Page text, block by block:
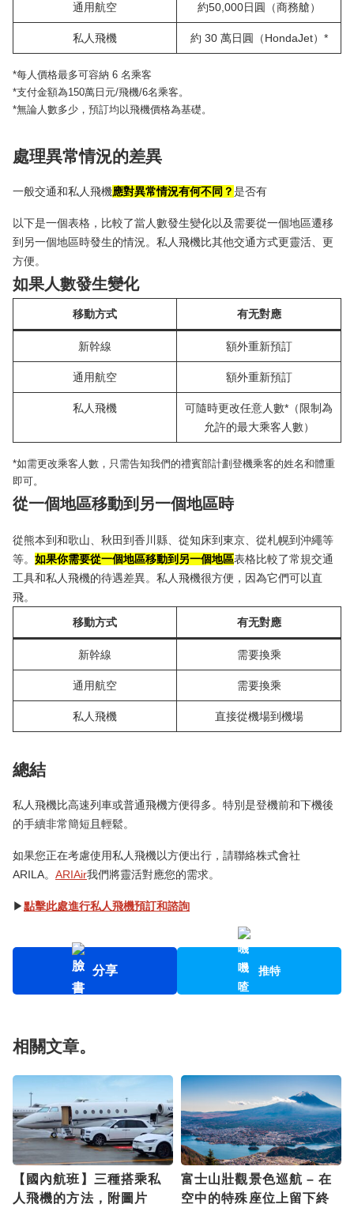
通用航空 約50,000日圓（商務艙）
私人飛機 約 30 萬日圓（HondaJet）*
*每人價格最多可容納 6 名乘客
*支付金額為150萬日元/飛機/6名乘客。
*無論人數多少，預訂均以飛機價格為基礎。
處理異常情況的差異
一般交通和私人飛機應對異常情況有何不同？是否有
以下是一個表格，比較了當人數發生變化以及需要從一個地區遷移
到另一個地區時發生的情況。私人飛機比其他交通方式更靈活、更
方便。
如果人數發生變化
移動方式 有无對應
新幹線 額外重新預訂
通用航空 額外重新預訂
私人飛機
可隨時更改任意人數*（限制為
允許的最大乘客人數）
*如需更改乘客人數，只需告知我們的禮賓部計劃登機乘客的姓名和體重
即可。
從一個地區移動到另一個地區時
從熊本到和歌山、秋田到香川縣、從知床到東京、從札幌到沖繩等
等。 如果你需要從一個地區移動到另一個地區表格比較了常規交通
工具和私人飛機的待遇差異。私人飛機很方便，因為它們可以直
飛。
移動方式
有无對應
新幹線 需要換乘
通用航空 需要換乘
私人飛機 直接從機場到機場
總結
私人飛機比高速列車或普通飛機方便得多。特別是登機前和下機後
的手續非常簡短且輕鬆。
如果您正在考慮使用私人飛機以方便出行，請聯絡株式會社
ARILA。 ARIAir我們將靈活對應您的需求。
▶︎點擊此處進行私人飛機預訂和諮詢
分享 推特
相關文章。
【國內航班】三種搭乘私
人飛機的方法，附圖片
富士山壯觀景色巡航 – 在
空中的特殊座位上留下終